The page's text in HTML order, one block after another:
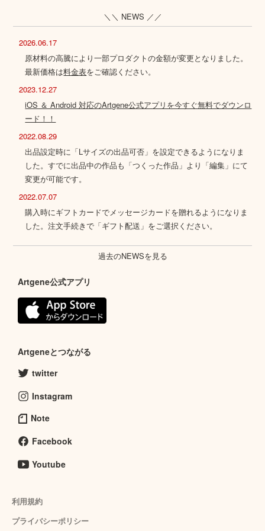
＼＼ NEWS ／／
2026.06.17
原材料の高騰により一部プロダクトの金額が変更となりました。
最新価格は料金表をご確認ください。
2023.12.27
iOS ＆ Android 対応のArtgene公式アプリを今すぐ無料でダウンロ
ード！！
2022.08.29
出品設定時に「Lサイズの出品可否」を設定できるようになりま
した。すでに出品中の作品も「つくった作品」より「編集」にて
変更が可能です。
2022.07.07
購入時にギフトカードでメッセージカードを贈れるようになりま
した。注文手続きで「ギフト配送」をご選択ください。
過去のNEWSを見る
Artgene公式アプリ
Artgeneとつながる
twitter
Instagram
Note
Facebook
Youtube
利用規約
プライバシーポリシー